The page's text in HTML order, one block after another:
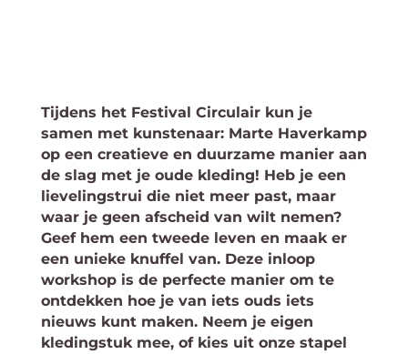
Tijdens het Festival Circulair kun je
samen met kunstenaar: Marte Haverkamp
op een creatieve en duurzame manier aan
de slag met je oude kleding! Heb je een
lievelingstrui die niet meer past, maar
waar je geen afscheid van wilt nemen?
Geef hem een tweede leven en maak er
een unieke knuffel van. Deze inloop
workshop is de perfecte manier om te
ontdekken hoe je van iets ouds iets
nieuws kunt maken. Neem je eigen
kledingstuk mee, of kies uit onze stapel